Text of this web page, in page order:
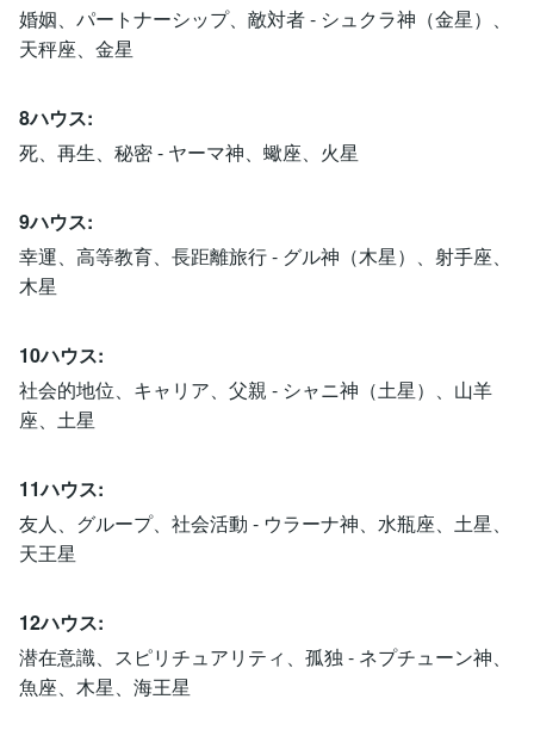
婚姻、パートナーシップ、敵対者 - シュクラ神（金星）、
天秤座、金星
8ハウス:
死、再生、秘密 - ヤーマ神、蠍座、火星
9ハウス:
幸運、高等教育、長距離旅行 - グル神（木星）、射手座、
木星
10ハウス:
社会的地位、キャリア、父親 - シャニ神（土星）、山羊
座、土星
11ハウス:
友人、グループ、社会活動 - ウラーナ神、水瓶座、土星、
天王星
12ハウス:
潜在意識、スピリチュアリティ、孤独 - ネプチューン神、
魚座、木星、海王星